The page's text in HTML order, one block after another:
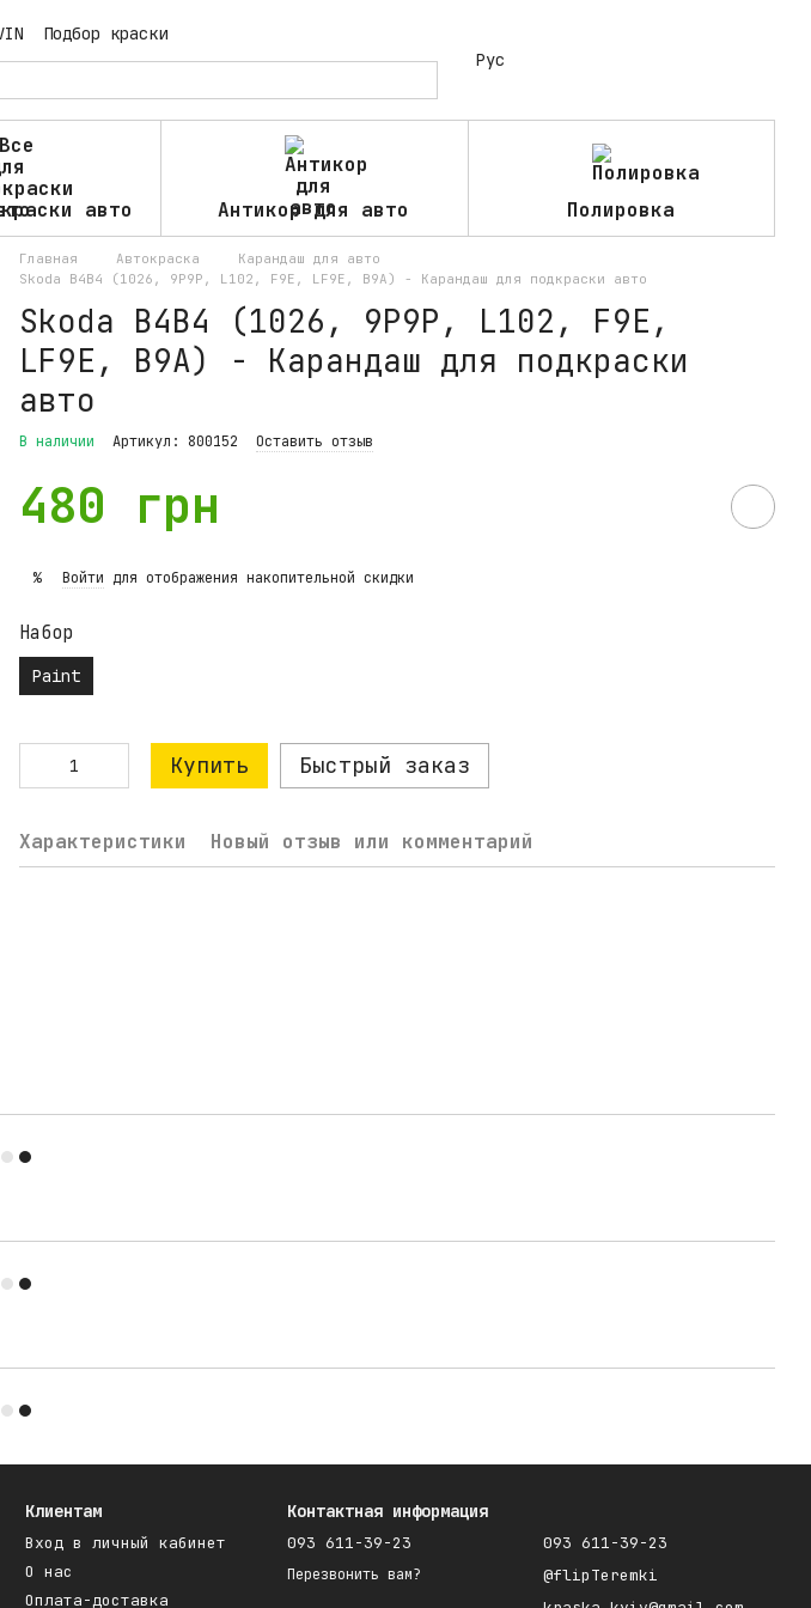
Подбор краски
Рус
авто Антикор для авто Полировка
Главная Автокраска
Карандаш для авто
Skoda B4B4 (1026, 9P9P, L102, F9E, LF9E, B9A) - Карандаш для подкраски авто
Skoda B4B4 (1026, 9P9P, L102, F9E,
LF9E, B9A) - Карандаш для подкраски
авто
В наличии Артикул: 800152 Оставить отзыв
480 грн
% Войти для отображения накопительной скидки
Набор
Paint
Купить Быстрый заказ
Характеристики Новый отзыв или комментарий
Клиентам
Вход в личный кабинет
О нас
Оплата-доставка
Контактная информация
093 611-39-23
Перезвонить вам?
093 611-39-23
@flipTeremki